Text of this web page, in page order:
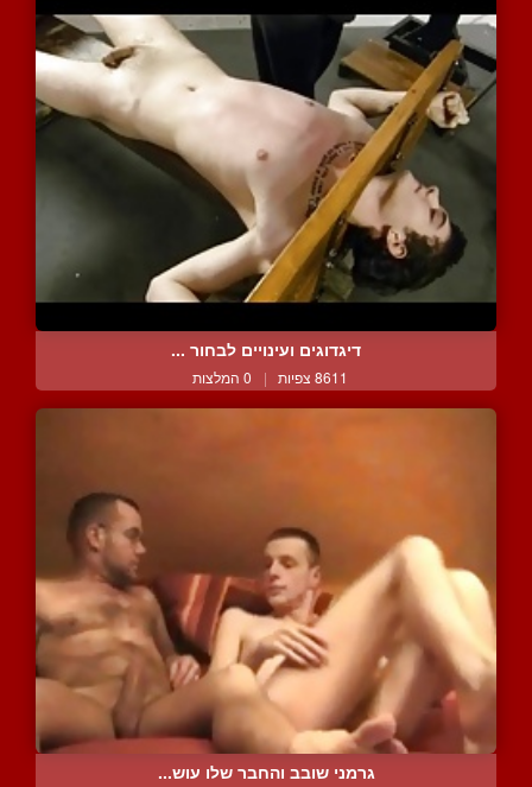
דיגדוגים ועינויים לבחור ...
8611 צפיות | 0 המלצות
גרמני שובב והחבר שלו עוש...